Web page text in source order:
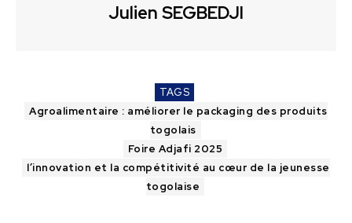
Julien SEGBEDJI
TAGS
Agroalimentaire : améliorer le packaging des produits
togolais
Foire Adjafi 2025
l’innovation et la compétitivité au cœur de la jeunesse
togolaise